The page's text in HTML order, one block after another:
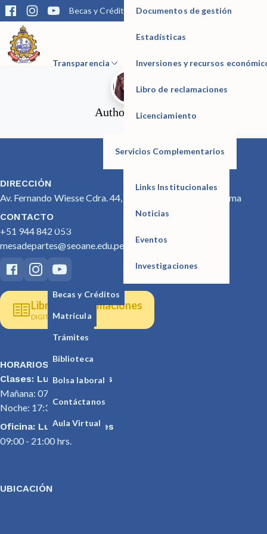
Becas y Créditos Matrícula Trámites Biblioteca
IESTP Manuel Seoane Corrales
Transparencia
Documentos de gestión
Estadísticas
Inversiones y recursos
Libro de reclamaciones
Licenciamiento
Servicios Complementarios
Otras páginas
Links Institucionales
Noticias
Eventos
Investigaciones
Becas y Créditos
Matrícula
Trámites
Biblioteca
Bolsa laboral
Contáctanos
Aula Virtual
La Carrera de
Ponencia – Expotec 2021.
Author: JazuriN
DIRECCIÓN
Av. Fernando Wiesse Cdra. 44, San Juan de Lurigancho, Lima
CONTACTO
+51 944 842 053
mesadepartes@seoane.edu.pe
Libro de reclamaciones
DIGITAL
HORARIOS
Clases: Lunes a viernes
Mañana: 07:30 - 12:30 hrs.
Noche: 17:30 - 22:00 hrs.
Oficina: Lunes a viernes
09:00 - 21:00 hrs.
UBICACIÓN